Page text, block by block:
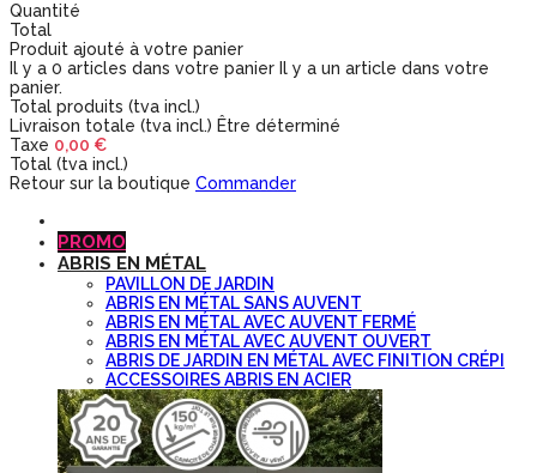
Quantité
Total
Produit ajouté à votre panier
Il y a 0 articles dans votre panier Il y a un article dans votre
panier.
Total produits (tva incl.)
Livraison totale (tva incl.) Être déterminé
Taxe 0,00 €
Total (tva incl.)
Retour sur la boutique Commander
PROMO
ABRIS EN MÉTAL
PAVILLON DE JARDIN
ABRIS EN MÉTAL SANS AUVENT
ABRIS EN MÉTAL AVEC AUVENT FERMÉ
ABRIS EN MÉTAL AVEC AUVENT OUVERT
ABRIS DE JARDIN EN MÉTAL AVEC FINITION CRÉPI
ACCESSOIRES ABRIS EN ACIER